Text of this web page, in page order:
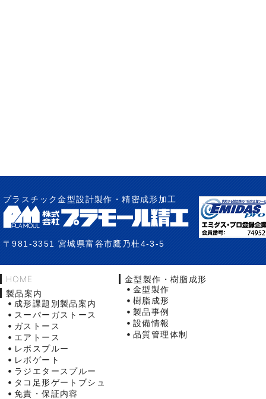
プラスチック金型設計製作・精密成形加工
〒981-3351 宮城県富谷市鷹乃杜4-3-5
HOME
製品案内
成形課題別製品案内
スーパーガストース
ガストース
エアトース
レボスプルー
レボゲート
ラジエタースプルー
タコ足形ゲートブシュ
免責・保証内容
金型製作・樹脂成形
金型製作
樹脂成形
製品事例
設備情報
品質管理体制